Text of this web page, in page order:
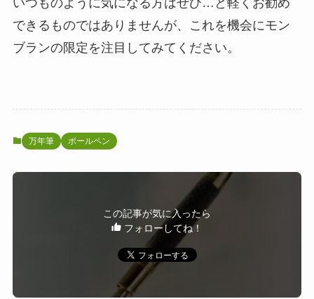
できるものではありませんが、これを機会にモン
ブランの限定を注目してみてください。
万年筆 ボールペン
この記事が気に入ったら
フォローしてね！